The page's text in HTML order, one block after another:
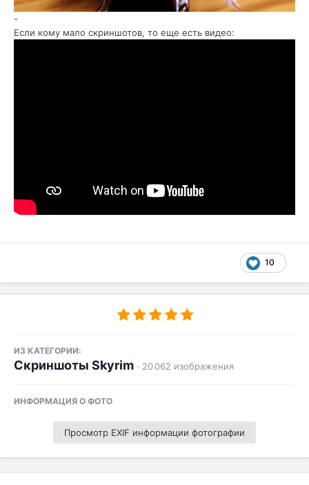
-
Если кому мало скриншотов, то еще есть видео:
10
ИЗ КАТЕГОРИИ:
Скриншоты Skyrim · 20 062 изображения
ИНФОРМАЦИЯ О ФОТО
Просмотр EXIF информации фотографии